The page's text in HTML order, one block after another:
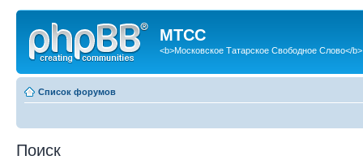
МТСС
<b>Московское Татарское Свободное Слово</b>
Список форумов
Поиск